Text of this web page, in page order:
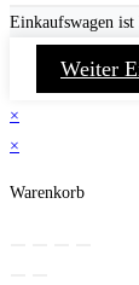
Einkaufswagen ist
Weiter
×
×
Warenkorb